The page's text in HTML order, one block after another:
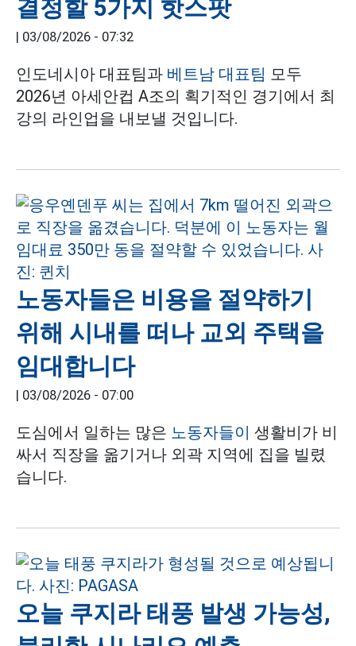
결정할 5가지 핫스팟
| 03/08/2026 - 07:32
인도네시아 대표팀과 베트남 대표팀 모두
2026년 아세안컵 A조의 획기적인 경기에서 최
강의 라인업을 내보낼 것입니다.
노동자들은 비용을 절약하기
위해 시내를 떠나 교외 주택을
임대합니다
| 03/08/2026 - 07:00
도심에서 일하는 많은 노동자들이 생활비가 비
싸서 직장을 옮기거나 외곽 지역에 집을 빌렸
습니다.
오늘 쿠지라 태풍 발생 가능성,